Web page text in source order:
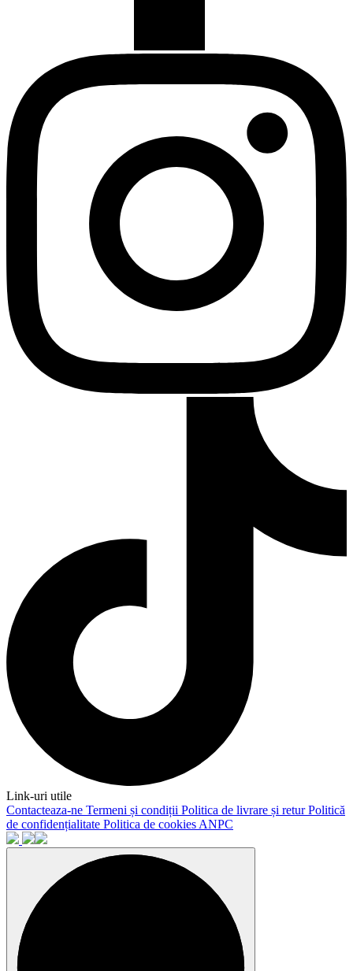
Link-uri utile
Contacteaza-ne Termeni și condiții Politica de livrare și returPolitică
de confidențialitate Politica de cookies ANPC